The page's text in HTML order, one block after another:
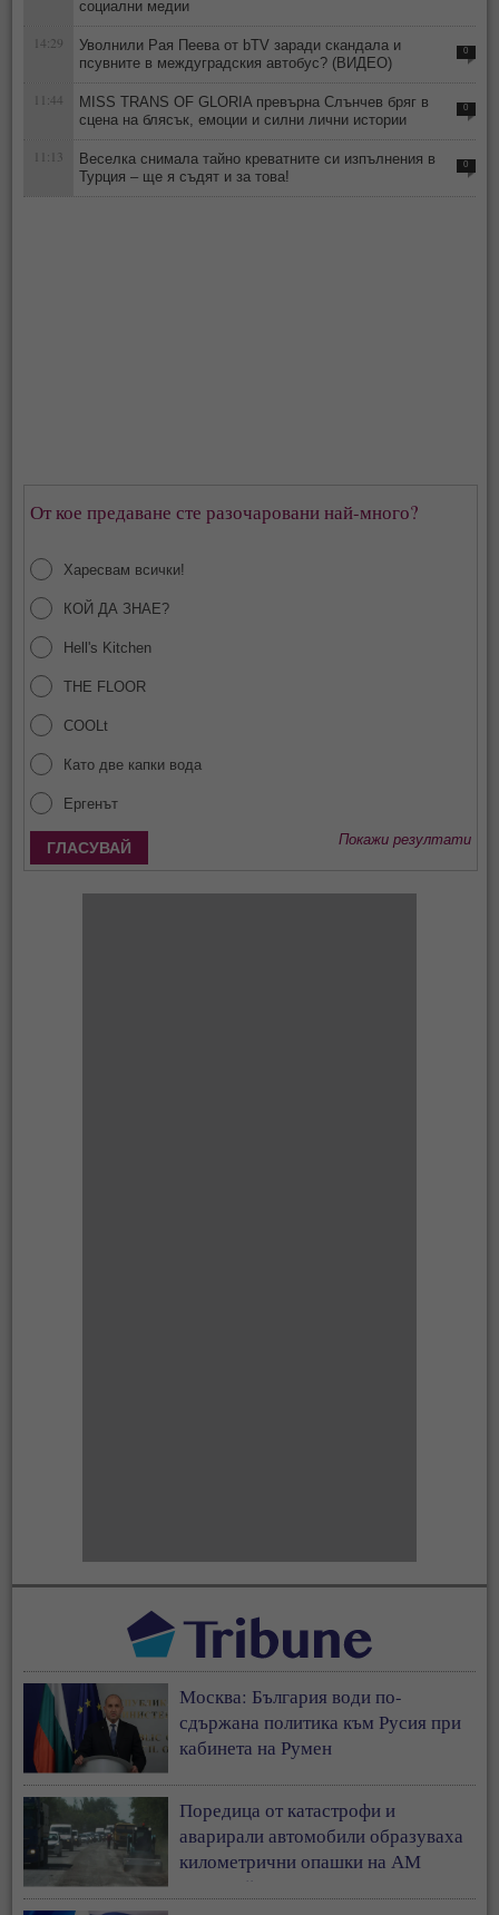
социални медии
14:29
Уволнили Рая Пеева от bTV заради скандала и
псувните в междуградския автобус? (ВИДЕО)
0
11:44
MISS TRANS OF GLORIA превърна Слънчев бряг в
сцена на блясък, емоции и силни лични истории
0
11:13
Веселка снимала тайно креватните си изпълнения в
Турция – ще я съдят и за това!
0
От кое предаване сте разочаровани най-много?
Харесвам всички!
КОЙ ДА ЗНАЕ?
Hell's Kitchen
THE FLOOR
COOLt
Като две капки вода
Ергенът
Покажи резултати
Москва: България води по-
сдържана политика към Русия при
кабинета на Румен
Поредица от катастрофи и
аварирали автомобили образуваха
километрични опашки на АМ
„Тракия“